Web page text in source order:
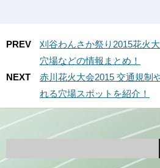
PREV
刈谷わんさか祭り2015花火
穴場などの情報まとめ！
NEXT
赤川花火大会2015 交通規制
れる穴場スポットを紹介！